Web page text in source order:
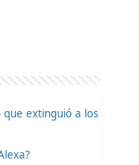
extinguió a los